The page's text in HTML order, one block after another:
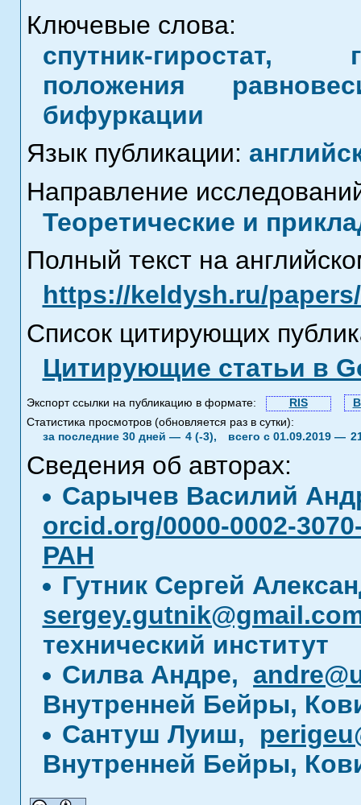
Ключевые слова:
спутник-гиростат,
положения
бифуркации
Язык публикации:
Направление
Теоретические и
Полный текст на
https://keldysh.ru/
Список цитирующих
Цитирующие статьи в
Экспорт ссылки на публикацию в формате: RIS
Статистика просмотров (обновляется раз в сутки):
за последние 30 дней — 4 (-3), всего с 01.09.2019 —
Сведения об авторах:
Сарычев Василий
orcid.org/0000-0002-
РАН
Гутник Сергей
технический институт
Силва Андре,
Внутренней Бейры,
Сантуш Луиш,
Внутренней Бейры,